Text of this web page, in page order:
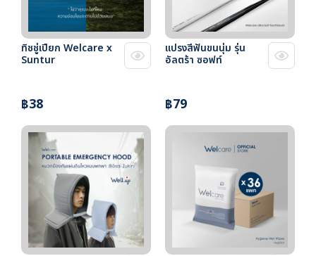
ทิชชู่เปียก Welcare x
Suntur
฿38
แปรงสีฟันขนนุ่ม รุ่น
อัลตร้า ซอฟท์
฿79